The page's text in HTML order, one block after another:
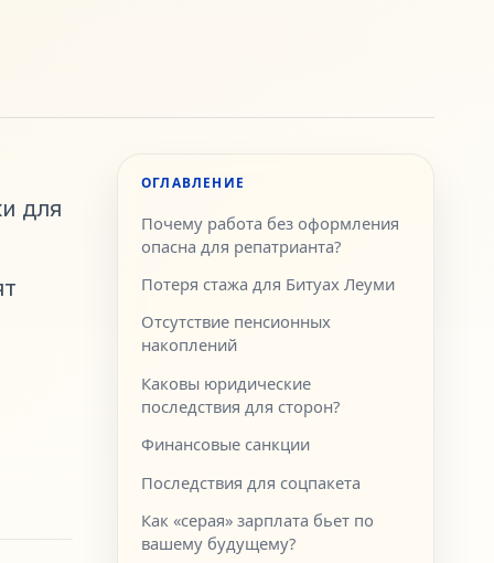
для
ОГЛАВЛЕНИЕ
Почему работа без оформления
опасна для репатрианта?
Потеря стажа для Битуах Леуми
Отсутствие пенсионных
накоплений
Каковы юридические
последствия для сторон?
Финансовые санкции
Последствия для соцпакета
Как «серая» зарплата бьет по
вашему будущему?